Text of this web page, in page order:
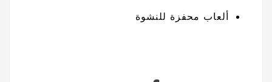
ألعاب محفزة للنشوة